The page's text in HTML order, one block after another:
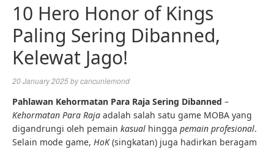
10 Hero Honor of Kings
Paling Sering Dibanned,
Kelewat Jago!
20 January 2025bycancunlemond
Pahlawan Kehormatan Para Raja Sering Dibanned –
Kehormatan Para Raja adalah salah satu game MOBA yang
digandrungi oleh pemain kasual hingga pemain profesional.
Selain mode game, HoK(singkatan) juga hadirkan beragam